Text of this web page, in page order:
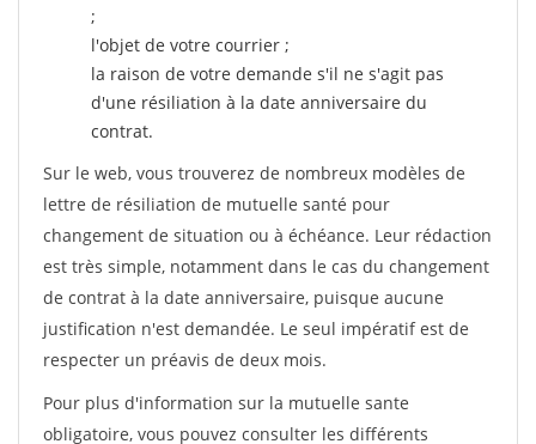
;
l'objet de votre courrier ;
la raison de votre demande s'il ne s'agit pas
d'une résiliation à la date anniversaire du
contrat.
Sur le web, vous trouverez de nombreux modèles de
lettre de résiliation de mutuelle santé pour
changement de situation ou à échéance. Leur rédaction
est très simple, notamment dans le cas du changement
de contrat à la date anniversaire, puisque aucune
justification n'est demandée. Le seul impératif est de
respecter un préavis de deux mois.
Pour plus d'information sur la mutuelle sante
obligatoire, vous pouvez consulter les différents